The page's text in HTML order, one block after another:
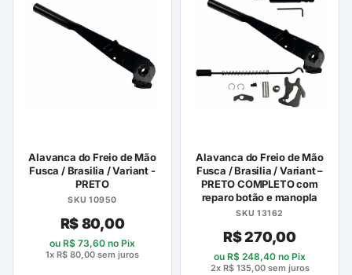
Alavanca do Freio de Mão
Fusca / Brasilia / Variant -
PRETO
SKU 10950
R$80,00
ou R$ 73,60 no Pix
1x R$ 80,00 sem juros
Alavanca do Freio de Mão
Fusca / Brasilia / Variant –
PRETO COMPLETO com
reparo botão e manopla
SKU 13162
R$270,00
ou R$ 248,40 no Pix
2x R$135,00sem juros